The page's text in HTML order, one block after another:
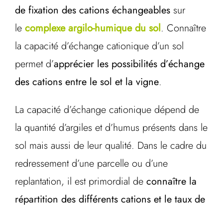
de fixation des cations échangeables sur
le complexe argilo-humique du sol. Connaître
la capacité d’échange cationique d’un sol
permet d’apprécier les possibilités d’échange
des cations entre le sol et la vigne.
La capacité d’échange cationique dépend de
la quantité d’argiles et d’humus présents dans le
sol mais aussi de leur qualité. Dans le cadre du
redressement d’une parcelle ou d’une
replantation, il est primordial de connaître la
répartition des différents cations et le taux de